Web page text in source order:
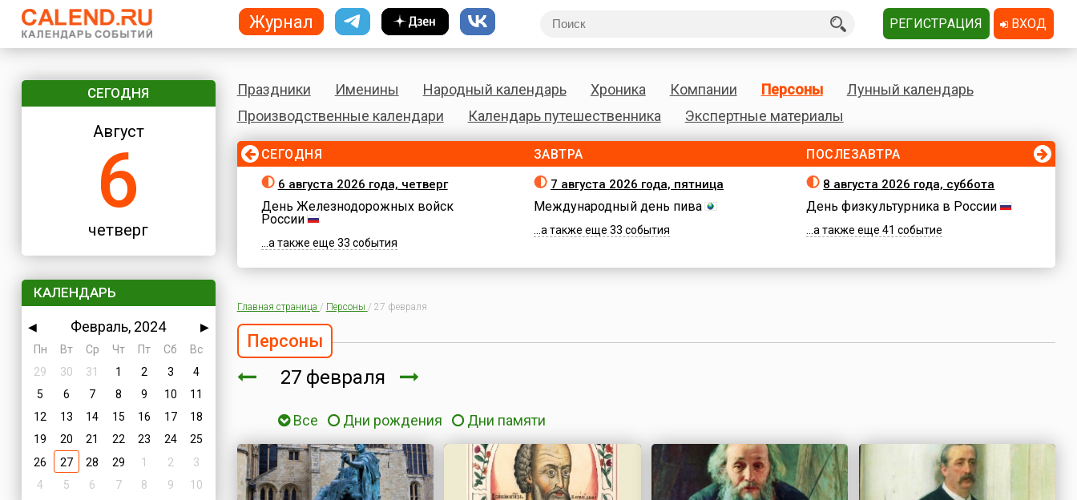
СЕГОДНЯ
Август
6
четверг
КАЛЕНДАРЬ
◀ Февраль, 2024
▶
Пн
Вт Ср Чт Пт Сб
Вс
29
30 31 1 2 3
4
5
6 7 8 9 10
11
12
13 14 15 16 17
18
19
20 21 22 23 24
25
26
27 28 29 1 2
3
4
5 6 7 8 9 10
Праздники Именины Народный календарь Хроника Компании Персоны
Лунный календарь
Производственные календари
Календарь путешественника Экспертные материалы
СЕГОДНЯ
6 августа 2026 года, четверг
День Железнодорожных войск
России
...а также еще 33 события
ЗАВТРА
7 августа 2026 года, пятница
Международный день пива
...а также еще 33 события
ПОСЛЕЗАВТРА
8 августа 2026 года, суббота
День физкультурника в России
...а также еще 41 событие
Главная страница / Персоны / 27 февраля
Персоны
27 февраля
Все Дни рождения Дни памяти
Журнал РЕГИСТРАЦИЯ ВХОД